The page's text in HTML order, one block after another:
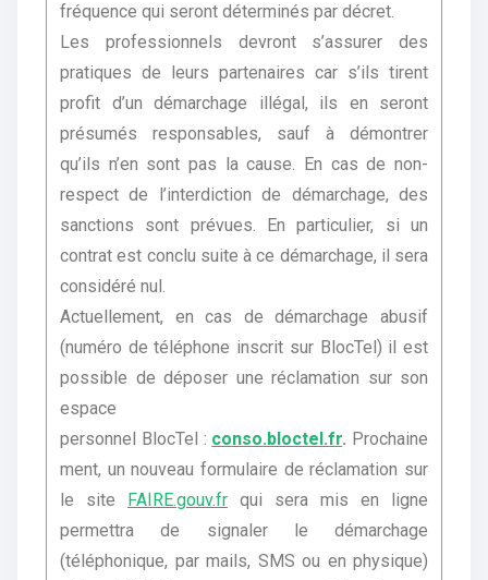
fréquence qui seront déterminés par décret.
Les professionnels devront s’assurer des
pratiques de leurs partenaires car s’ils tirent
profit d’un démarchage illégal, ils en seront
présumés responsables, sauf à démontrer
qu’ils n’en sont pas la cause. En cas de non-
respect de l’interdiction de démarchage, des
sanctions sont prévues. En particulier, si un
contrat est conclu suite à ce démarchage, il sera
considéré nul.
Actuellement, en cas de démarchage abusif
(numéro de téléphone inscrit sur BlocTel) il est
possible de déposer une réclamation sur son
espace
personnel BlocTel : conso.bloctel.fr. Prochaine
ment, un nouveau formulaire de réclamation sur
le site FAIRE.gouv.fr qui sera mis en ligne
permettra de signaler le démarchage
(téléphonique, par mails, SMS ou en physique)